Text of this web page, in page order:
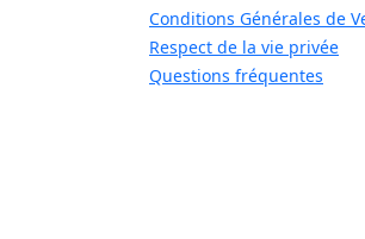
Conditions Générales de
Respect de la vie privée
Questions fréquentes